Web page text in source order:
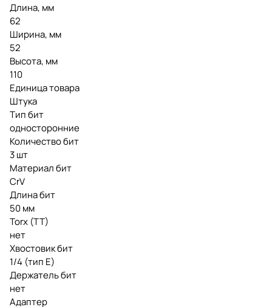
Длина, мм
62
Ширина, мм
52
Высота, мм
110
Единица товара
Штука
Тип бит
односторонние
Количество бит
3 шт
Материал бит
CrV
Длина бит
50 мм
Torx (TT)
нет
Хвостовик бит
1/4 (тип Е)
Держатель бит
нет
Адаптер